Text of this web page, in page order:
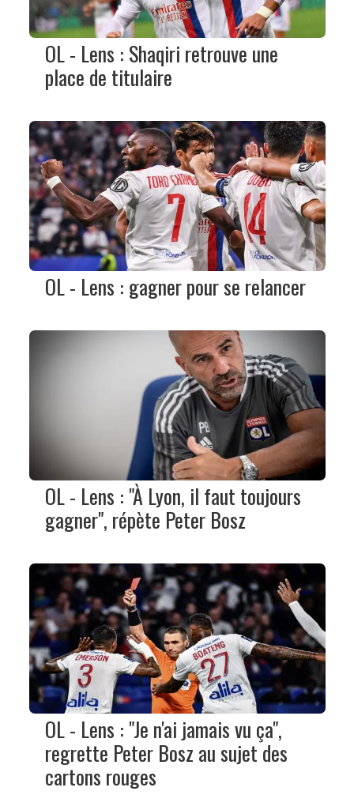
OL - Lens : Shaqiri retrouve une
place de titulaire
OL - Lens : gagner pour se relancer
OL - Lens : "À Lyon, il faut toujours
gagner", répète Peter Bosz
OL - Lens : "Je n'ai jamais vu ça",
regrette Peter Bosz au sujet des
cartons rouges